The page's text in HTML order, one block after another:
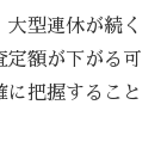
型連休が続く
額が下がる可
把握すること